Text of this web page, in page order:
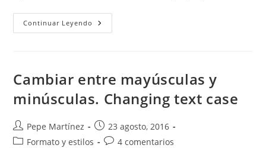
Continuar Leyendo Ejemplo
Práctico:
En
Word
Guardarla
Como
Rápida
Cambiar entre mayúsculas y
minúsculas. Changing text case
Autor
de
Pepe Martínez
Publicación
de
23 agosto, 2016
Categoría
Formato y estilos
Comentarios
4 comentarios